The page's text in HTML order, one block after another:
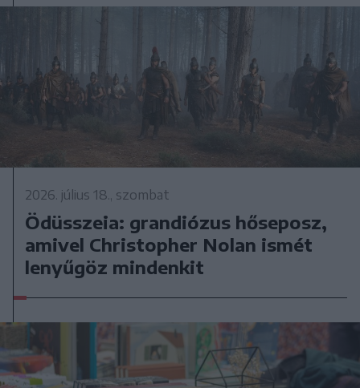
2026. július 18., szombat
Ödüsszeia: grandiózus hőseposz,
amivel Christopher Nolan ismét
lenyűgöz mindenkit